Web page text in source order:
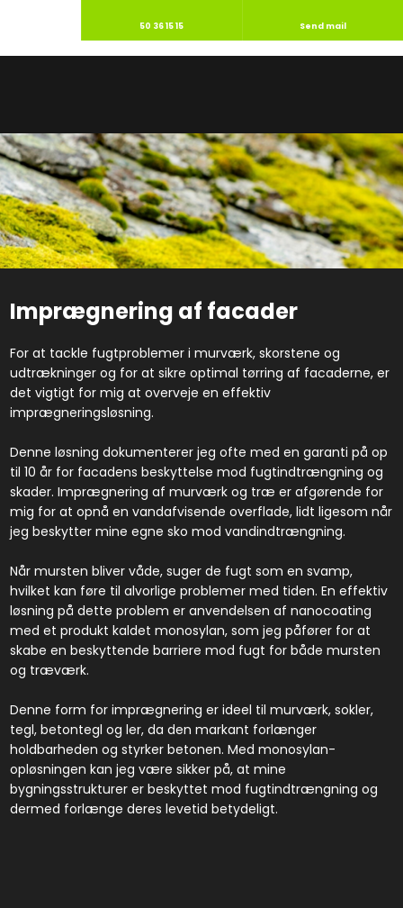
50 36 15 15 Send mail
Imprægnering af facader
For at tackle fugtproblemer i murværk, skorstene og
udtrækninger og for at sikre optimal tørring af facaderne, er
det vigtigt for mig at overveje en effektiv
imprægneringsløsning.
Denne løsning dokumenterer jeg ofte med en garanti på op
til 10 år for facadens beskyttelse mod fugtindtrængning og
skader. Imprægnering af murværk og træ er afgørende for
mig for at opnå en vandafvisende overflade, lidt ligesom når
jeg beskytter mine egne sko mod vandindtrængning.
Når mursten bliver våde, suger de fugt som en svamp,
hvilket kan føre til alvorlige problemer med tiden. En effektiv
løsning på dette problem er anvendelsen af nanocoating
med et produkt kaldet monosylan, som jeg påfører for at
skabe en beskyttende barriere mod fugt for både mursten
og træværk.
Denne form for imprægnering er ideel til murværk, sokler,
tegl, betontegl og ler, da den markant forlænger
holdbarheden og styrker betonen. Med monosylan-
opløsningen kan jeg være sikker på, at mine
bygningsstrukturer er beskyttet mod fugtindtrængning og
dermed forlænge deres levetid betydeligt.